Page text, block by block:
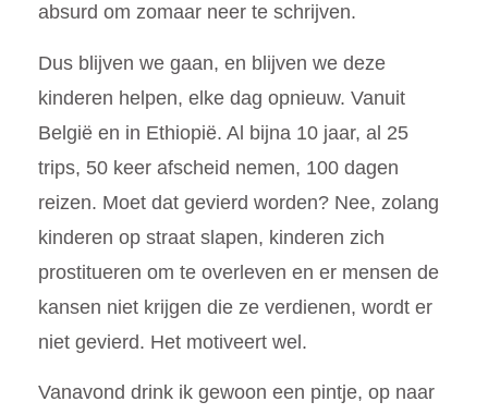
absurd om zomaar neer te schrijven.
Dus blijven we gaan, en blijven we deze
kinderen helpen, elke dag opnieuw. Vanuit
België en in Ethiopië. Al bijna 10 jaar, al 25
trips, 50 keer afscheid nemen, 100 dagen
reizen. Moet dat gevierd worden? Nee, zolang
kinderen op straat slapen, kinderen zich
prostitueren om te overleven en er mensen de
kansen niet krijgen die ze verdienen, wordt er
niet gevierd. Het motiveert wel.
Vanavond drink ik gewoon een pintje, op naar